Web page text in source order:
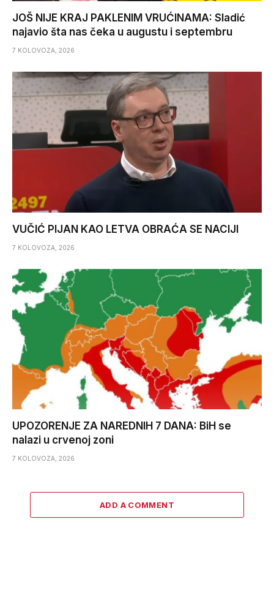
JOŠ NIJE KRAJ PAKLENIM VRUĆINAMA: Sladić
najavio šta nas čeka u augustu i septembru
7 KOLOVOZA, 2026
VUČIĆ PIJAN KAO LETVA OBRAĆA SE NACIJI
7 KOLOVOZA, 2026
UPOZORENJE ZA NAREDNIH 7 DANA: BiH se
nalazi u crvenoj zoni
7 KOLOVOZA, 2026
ADD A COMMENT